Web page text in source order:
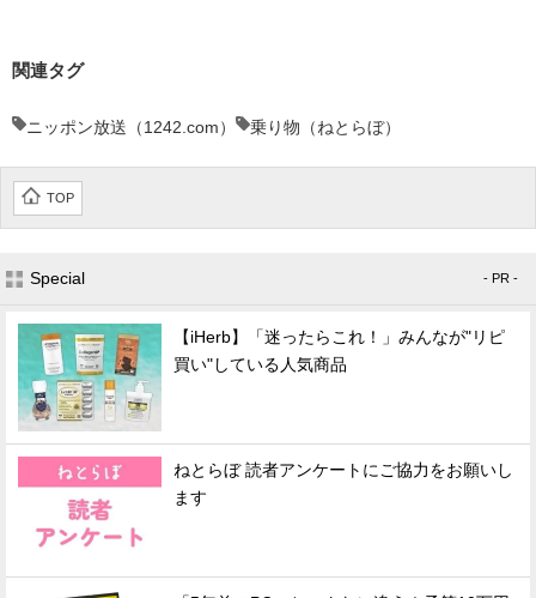
関連タグ
ニッポン放送（1242.com） 乗り物（ねとらぼ）
TOP
Special - PR -
【iHerb】「迷ったらこれ！」みんなが"リピ
買い"している人気商品
ねとらぼ 読者アンケートにご協力をお願いし
ます